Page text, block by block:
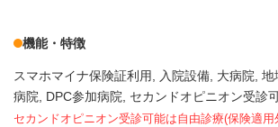
機能・特徴
スマホマイナ保険証利用 入院設備 大病院 地
病院
DPC参加病院 セカンドオピニオン受診
セカンドオピニオン受診可能は自由診療(保険適用